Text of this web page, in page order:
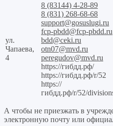
ул.
Чапаева,
4
8 (83144) 4-28-89
8 (831) 268-68-68
support@gosuslugi.ru
fcp-pbdd@fcp-pbdd.ru
bdd@ceki.ru
otn07@mvd.ru
peregudov@mvd.ru
https://гибдд.рф/
https://гибдд.рф/r/52
https://
гибдд.рф/r/52/
А чтобы не приезжать в
электронную почту или